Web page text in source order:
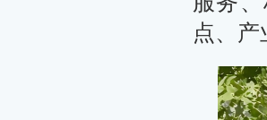
点、